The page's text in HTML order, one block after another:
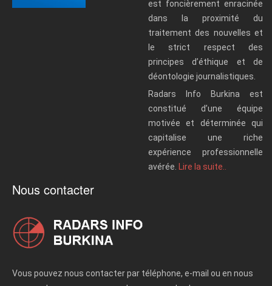
est foncièrement enracinée
dans la proximité du
traitement des nouvelles et
le strict respect des
principes d’éthique et de
déontologie journalistiques.
Radars Info Burkina est
constitué d’une équipe
motivée et déterminée qui
capitalise une riche
expérience professionnelle
avérée.
Lire la suite..
Nous contacter
Vous pouvez nous contacter par téléphone, e-mail ou en nous